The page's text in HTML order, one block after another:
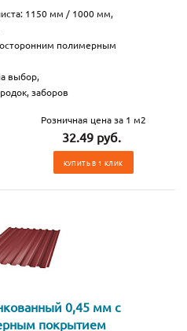
1150 мм / 1000 мм,
полимерным
выбор,
заборов
Розничная цена за 1 м2
32.49 руб.
КУПИТЬ В 1 КЛИК
0,45 мм с
покрытием